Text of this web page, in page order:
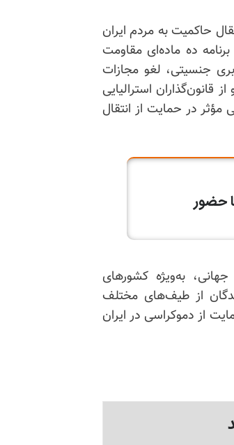
حاکمیت به مردم ایران
ده ماده‌ای مقاومت
جنسیتی، لغو مجازات
استرالیایی
در حمایت از انتقال
به‌ویژه کشورهای
از طیف‌های مختلف
از دموکراسی در ایران